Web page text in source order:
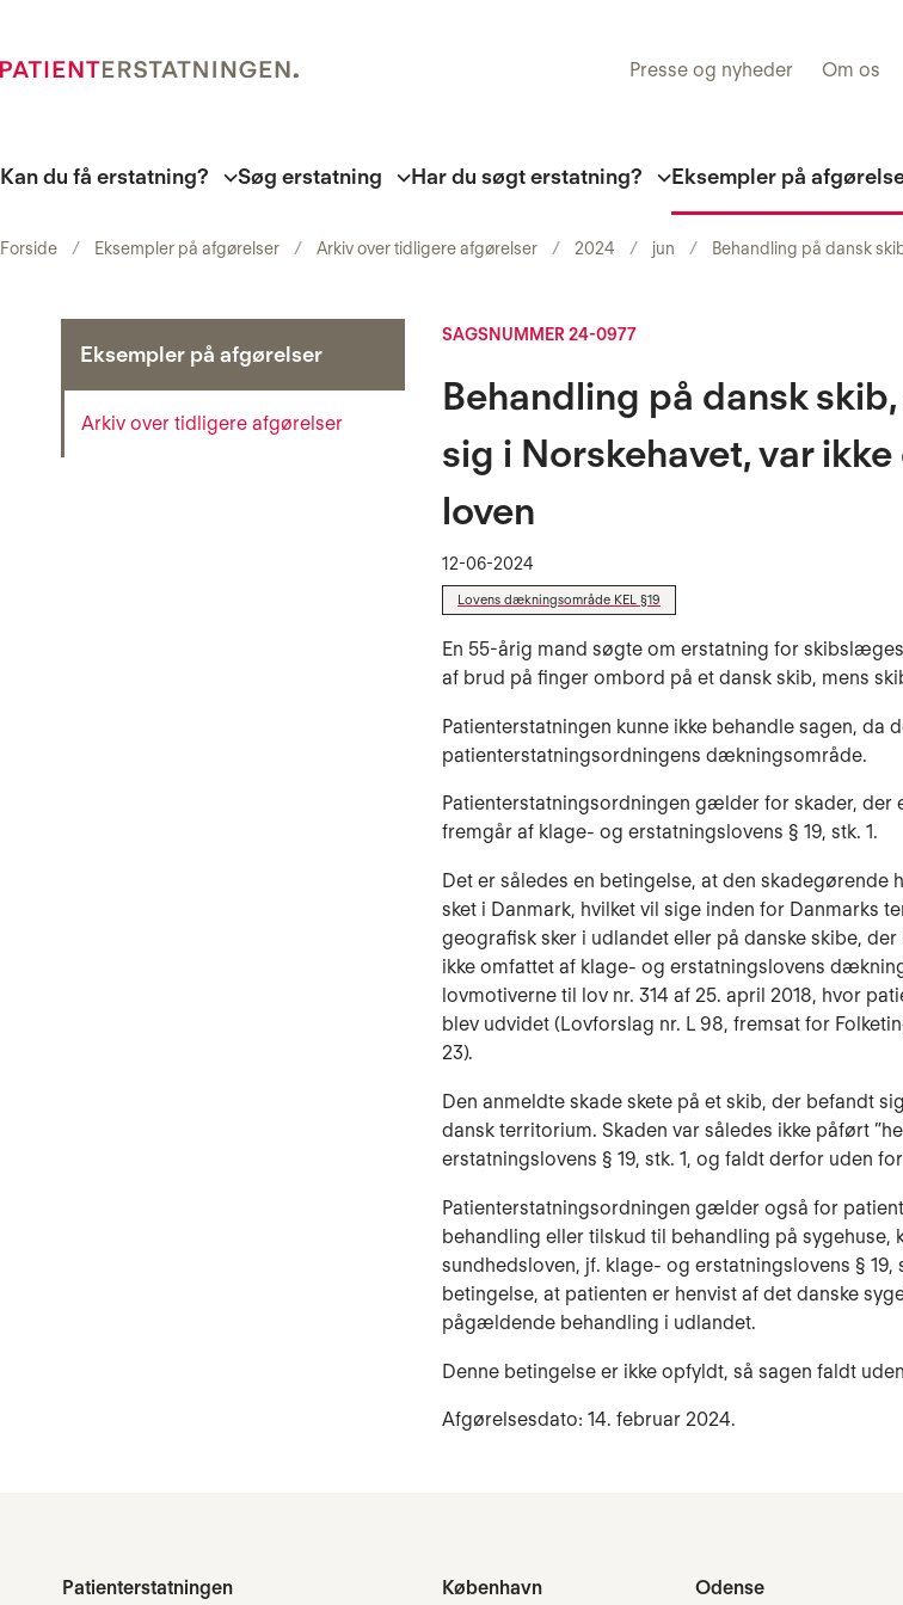
Presse og nyheder Om os
Kan du få erstatning? Søg erstatning Har du søgt erstatning? Eksempler på
Forside Eksempler på afgørelser Arkiv over tidligere afgørelser 2024 jun Behandling på dansk
Eksempler på afgørelser
Arkiv over tidligere afgørelser
SAGSNUMMER 24-0977
Behandling på dansk
sig i Norskehavet, var
loven
12-06-2024
Lovens dækningsområde KEL §19
En 55-årig mand søgte om erstatning for
af brud på finger ombord på et dansk skib, mens
Patienterstatningen kunne ikke behandle sagen, da
patienterstatningsordningens dækningsområde.
Patienterstatningsordningen gælder for skader, der
fremgår af klage- og erstatningslovens § 19, stk. 1.
Det er således en betingelse, at den skadegørende
sket i Danmark, hvilket vil sige inden for Danmarks
geografisk sker i udlandet eller på danske skibe,
ikke omfattet af klage- og erstatningslovens
lovmotiverne til lov nr. 314 af 25. april 2018, hvor
blev udvidet (Lovforslag nr. L 98, fremsat for
23).
Den anmeldte skade skete på et skib, der befandt
dansk territorium. Skaden var således ikke påført
erstatningslovens § 19, stk. 1, og faldt derfor uden
Patienterstatningsordningen gælder også for
behandling eller tilskud til behandling på sygehuse,
sundhedsloven, jf. klage- og erstatningslovens § 19,
betingelse, at patienten er henvist af det danske
pågældende behandling i udlandet.
Denne betingelse er ikke opfyldt, så sagen faldt
Afgørelsesdato: 14. februar 2024.
Patienterstatningen København Odense